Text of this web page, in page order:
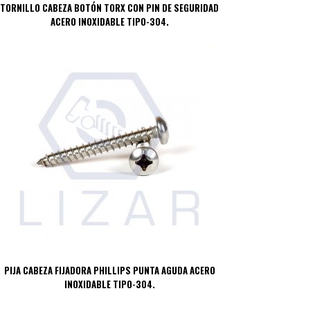
TORNILLO CABEZA BOTÓN TORX CON PIN DE SEGURIDAD
ACERO INOXIDABLE TIPO-304.
PIJA CABEZA FIJADORA PHILLIPS PUNTA AGUDA ACERO
INOXIDABLE TIPO-304.